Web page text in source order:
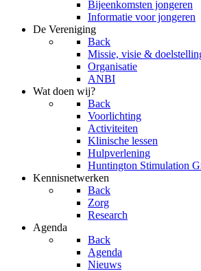
Bijeenkomsten jongeren
Informatie voor jongeren
De Vereniging
Back
Missie, visie &
Organisatie
ANBI
Wat doen wij?
Back
Voorlichting
Activiteiten
Klinische lessen
Hulpverlening
Huntington Stimulation
Kennisnetwerken
Back
Zorg
Research
Agenda
Back
Agenda
Nieuws